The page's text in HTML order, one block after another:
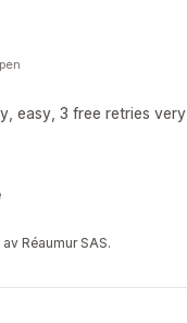
easy, 3 free retries
Réaumur SAS.